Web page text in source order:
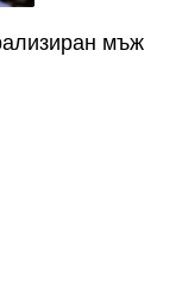
мъж